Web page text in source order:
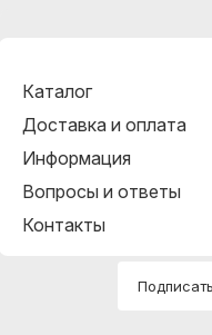
Каталог
Доставка и оплата
Информация
Вопросы и ответы
Контакты